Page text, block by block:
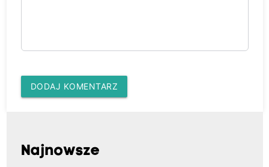
DODAJ KOMENTARZ
Najnowsze